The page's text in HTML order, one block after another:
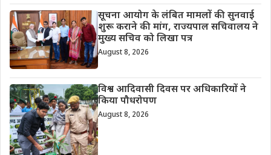
सूचना आयोग के लंबित मामलों की सुनवाई
शुरू कराने की मांग, राज्यपाल सचिवालय ने
मुख्य सचिव को लिखा पत्र
August 8, 2026
विश्व आदिवासी दिवस पर अधिकारियों ने
किया पौधरोपण
August 8, 2026